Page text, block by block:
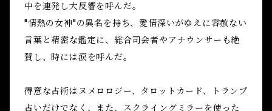
中を連発し大反響を呼んだ。
"情熱の女神"の異名を持ち、愛情深いがゆえに容赦ない
言葉と精密な鑑定に、総合司会者やアナウンサーも絶
賛し、時には涙を呼んだ。
得意な占術はヌメロロジー、タロットカード、トランプ
占いだけでなく、また、スクライングミラーを使った